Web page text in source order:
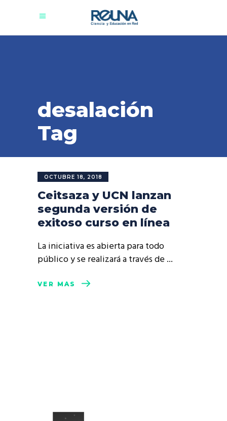
desalación
Tag
OCTUBRE 18, 2018
Ceitsaza y UCN lanzan
segunda versión de
exitoso curso en línea
La iniciativa es abierta para todo
público y se realizará a través de
VER MÁS